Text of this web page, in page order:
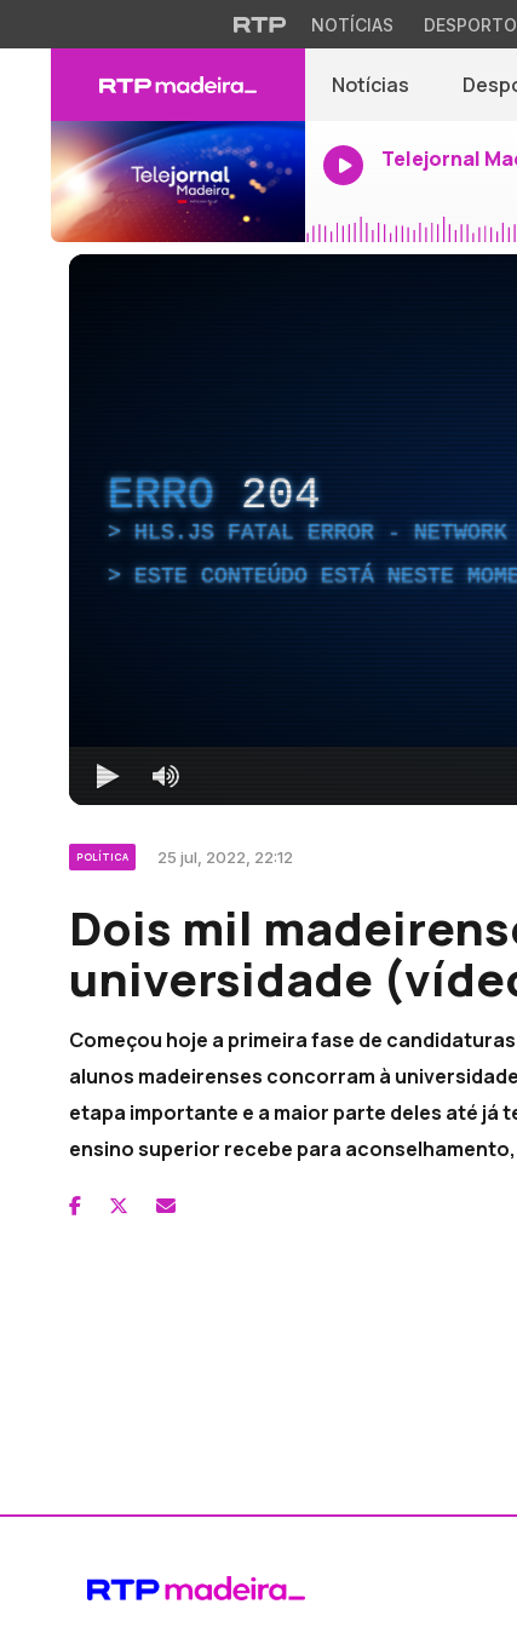
NOTÍCIAS DESPORTO
Notícias
Telejornal
ERRO 204
HLS.JS FATAL ERROR - NETWORK
ESTE CONTEÚDO ESTÁ NESTE
POLÍTICA 25 jul, 2022, 22:12
Dois mil
universidade
Começou hoje a primeira fase de
alunos madeirenses concorram à
etapa importante e a maior parte deles até já
ensino superior recebe para